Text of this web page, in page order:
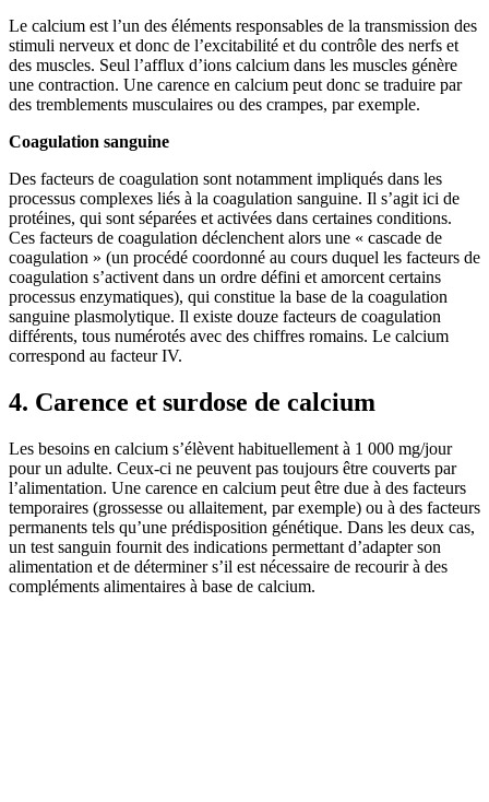
Le calcium est l’un des éléments responsables de la transmission des
stimuli nerveux et donc de l’excitabilité et du contrôle des nerfs et
des muscles. Seul l’afflux d’ions calcium dans les muscles génère
une contraction. Une carence en calcium peut donc se traduire par
des tremblements musculaires ou des crampes, par exemple.
Coagulation sanguine
Des facteurs de coagulation sont notamment impliqués dans les
processus complexes liés à la coagulation sanguine. Il s’agit ici de
protéines, qui sont séparées et activées dans certaines conditions.
Ces facteurs de coagulation déclenchent alors une « cascade de
coagulation » (un procédé coordonné au cours duquel les facteurs de
coagulation s’activent dans un ordre défini et amorcent certains
processus enzymatiques), qui constitue la base de la coagulation
sanguine plasmolytique. Il existe douze facteurs de coagulation
différents, tous numérotés avec des chiffres romains. Le calcium
correspond au facteur IV.
4. Carence et surdose de calcium
Les besoins en calcium s’élèvent habituellement à 1 000 mg/jour
pour un adulte. Ceux-ci ne peuvent pas toujours être couverts par
l’alimentation. Une carence en calcium peut être due à des facteurs
temporaires (grossesse ou allaitement, par exemple) ou à des facteurs
permanents tels qu’une prédisposition génétique. Dans les deux cas,
un test sanguin fournit des indications permettant d’adapter son
alimentation et de déterminer s’il est nécessaire de recourir à des
compléments alimentaires à base de calcium.